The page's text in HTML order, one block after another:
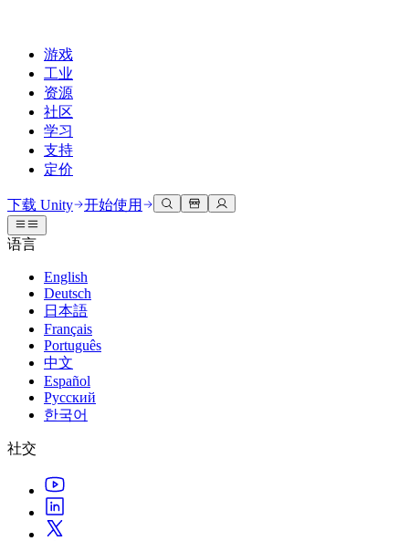
游戏
工业
资源
社区
学习
支持
定价
开发
Unity 引擎
为任何平台构建2D和3D游戏
协作
与团队协作并快速迭代
下载 Unity
计划和定价
部署
探索 Unity 支持的超过 25 个平台
常态化运营
游戏上线后的数据洞察与常态化运营
Grow
使用案例
3D协作
实时构建和审查3D项目
沉浸式培训
在沉浸式环境中培训
客户体验
创建互动3D体验
行业
实现运营卓越
零售
将店内体验转化为在线体验
技术库
文档
官方用户手册和API参考
开发者工具
发布版本和问题跟踪器
路线图
查看即将推出的功能
技术术语库
案例分析
真实成功案例
社区中心
讨论
讨论、解决问题和连接
事件
全球和本地活动
社区故事
Made with Unity
展示Unity创作者
直播活动
Unity奖项
庆祝全球的Unity创作者
适合每个级别
Unity Learn
免费掌握Unity技能
专业培训
通过Unity培训师提升您的团队
Unity新手
准备开始
开始您的学习
你是Unity 新手？开始您的旅程
使用指南
可操作的技巧和最佳实践
教育
支持选项
获取帮助
帮助您在Unity中取得成功
成功计划
通过专家支持更快实现目标
常见问题解答
常见问题解答
联系我们
下载 Unity 开始使用
语言
English
Deutsch
日本語
Français
Português
中文
Español
Русский
한국어
社交